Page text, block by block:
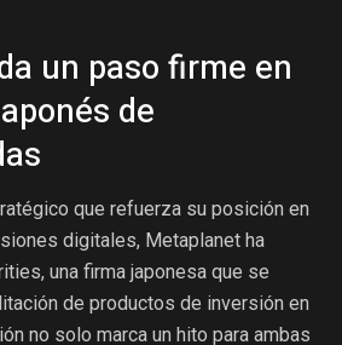
un paso firme en
de
que refuerza su posición en
digitales, Metaplanet ha
una firma japonesa que se
de productos de inversión en
no solo marca un hito para ambas